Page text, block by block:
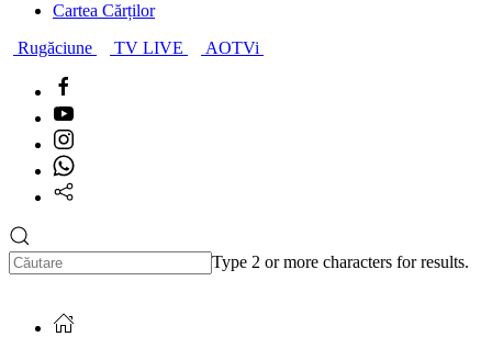
Cartea Cărților
Rugăciune
TV LIVE AOTVi
Type 2 or more characters for results.